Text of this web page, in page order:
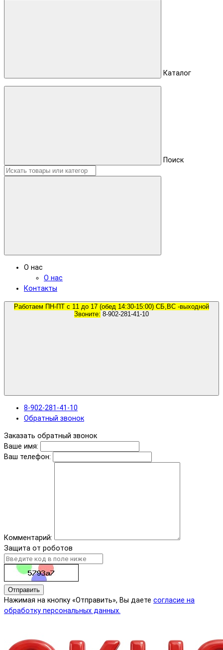
Каталог
Поиск
О нас
О нас
Контакты
Работаем ПН-ПТ с 11 до 17 (обед 14:30-15:00) СБ,ВС -выходной
Звоните:
8-902-281-41-10
Обратный звонок
Заказать обратный звонок
Ваше имя:
Ваш телефон:
Комментарий:
Защита от роботов
Отправить
Нажимая на кнопку «Отправить», Вы даете согласие на
обработку персональных данных.